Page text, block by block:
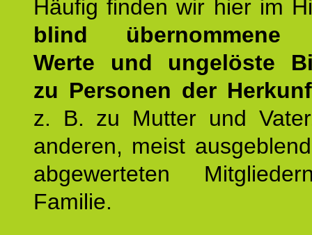
Häufig finden wir hier im
blind übernommene
Werte und ungelöste
zu Personen der
z. B. zu Mutter und
anderen, meist
abgewerteten
Familie.